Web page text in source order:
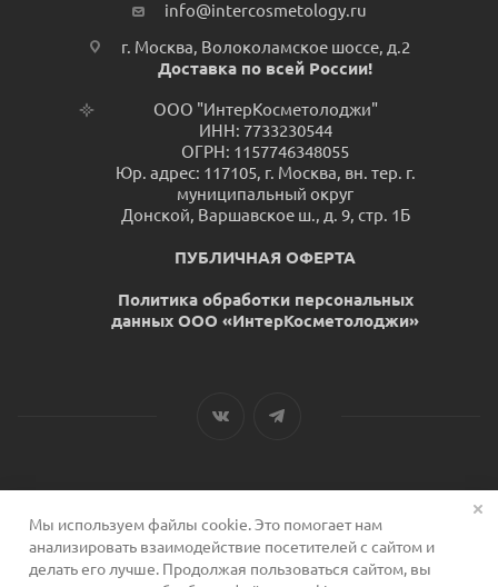
info@intercosmetology.ru
г. Москва, Волоколамское шоссе, д.2
Доставка по всей России!
ООО "ИнтерКосметолоджи"
ИНН: 7733230544
ОГРН: 1157746348055
Юр. адрес: 117105, г. Москва, вн. тер. г.
муниципальный округ
Донской, Варшавское ш., д. 9, стр. 1Б
ПУБЛИЧНАЯ ОФЕРТА
Политика обработки персональных
данных ООО «ИнтерКосметолоджи»
2026 © Сервис для косметологов
Мы используем файлы cookie. Это помогает нам
анализировать взаимодействие посетителей с сайтом и
делать его лучше. Продолжая пользоваться сайтом, вы